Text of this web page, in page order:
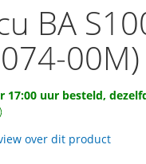
BA
00M)
17:00 uur besteld,
over dit product